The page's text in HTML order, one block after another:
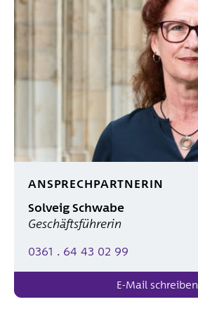
ANSPRECHPARTNERIN
Solveig Schwabe
Geschäftsführerin
0361 . 64 43 02 99
E-Mail schreiben